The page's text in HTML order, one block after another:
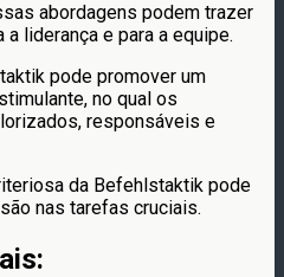
abordagens podem trazer
liderança e para a equipe.
pode promover um
no qual os
responsáveis e
da Befehlstaktik pode
nas tarefas cruciais.